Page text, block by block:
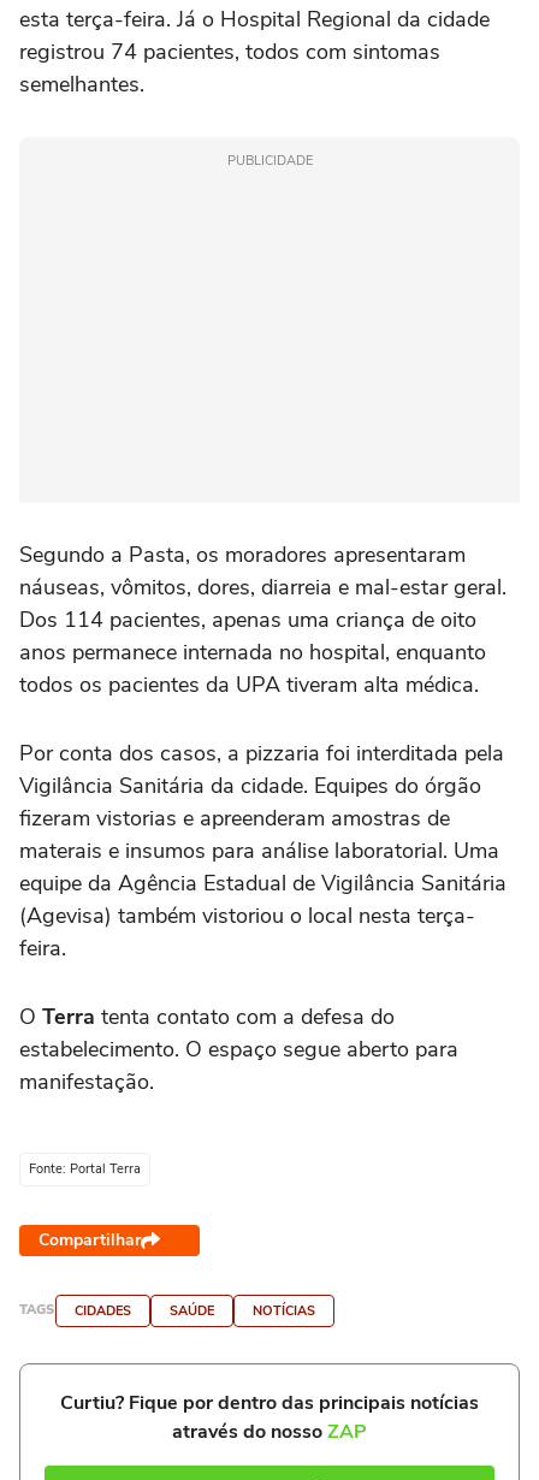
esta terça-feira. Já o Hospital Regional da cidade
registrou 74 pacientes, todos com sintomas
semelhantes.
PUBLICIDADE
Segundo a Pasta, os moradores apresentaram
náuseas, vômitos, dores, diarreia e mal-estar geral.
Dos 114 pacientes, apenas uma criança de oito
anos permanece internada no hospital, enquanto
todos os pacientes da UPA tiveram alta médica.
Por conta dos casos, a pizzaria foi interditada pela
Vigilância Sanitária da cidade. Equipes do órgão
fizeram vistorias e apreenderam amostras de
materais e insumos para análise laboratorial. Uma
equipe da Agência Estadual de Vigilância Sanitária
(Agevisa) também vistoriou o local nesta terça-
feira.
O Terra tenta contato com a defesa do
estabelecimento. O espaço segue aberto para
manifestação.
Fonte: Portal Terra
Compartilhar
TAGS CIDADES SAÚDE NOTÍCIAS
Curtiu? Fique por dentro das principais notícias
através do nossoZAP